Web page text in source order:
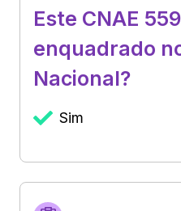
Este CNAE
enquadrado
Nacional?
Sim